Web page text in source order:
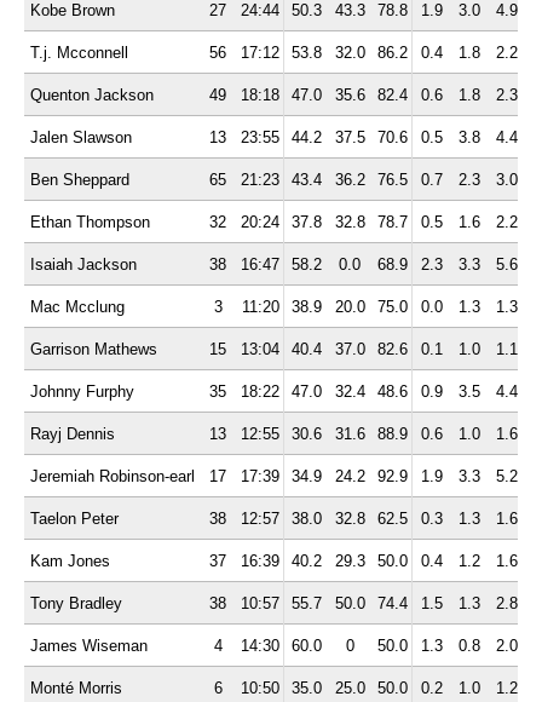
Kobe Brown 27 24:44 50.3 43.3 78.8 1.9 3.0 4.9
T.j. Mcconnell 56 17:12 53.8 32.0 86.2 0.4 1.8 2.2
Quenton Jackson 49 18:18 47.0 35.6 82.4 0.6 1.8 2.3
Jalen Slawson 13 23:55 44.2 37.5 70.6 0.5 3.8 4.4
Ben Sheppard 65 21:23 43.4 36.2 76.5 0.7 2.3 3.0
Ethan Thompson 32 20:24 37.8 32.8 78.7 0.5 1.6 2.2
Isaiah Jackson 38 16:47 58.2 0.0 68.9 2.3 3.3 5.6
Mac Mcclung 3 11:20 38.9 20.0 75.0 0.0 1.3 1.3
Garrison Mathews 15 13:04 40.4 37.0 82.6 0.1 1.0 1.1
Johnny Furphy 35 18:22 47.0 32.4 48.6 0.9 3.5 4.4
Rayj Dennis 13 12:55 30.6 31.6 88.9 0.6 1.0 1.6
Jeremiah Robinson-earl 17 17:39 34.9 24.2 92.9 1.9 3.3 5.2
Taelon Peter 38 12:57 38.0 32.8 62.5 0.3 1.3 1.6
Kam Jones 37 16:39 40.2 29.3 50.0 0.4 1.2 1.6
Tony Bradley 38 10:57 55.7 50.0 74.4 1.5 1.3 2.8
James Wiseman 4 14:30 60.0 0 50.0 1.3 0.8 2.0
Monté Morris 6 10:50 35.0 25.0 50.0 0.2 1.0 1.2